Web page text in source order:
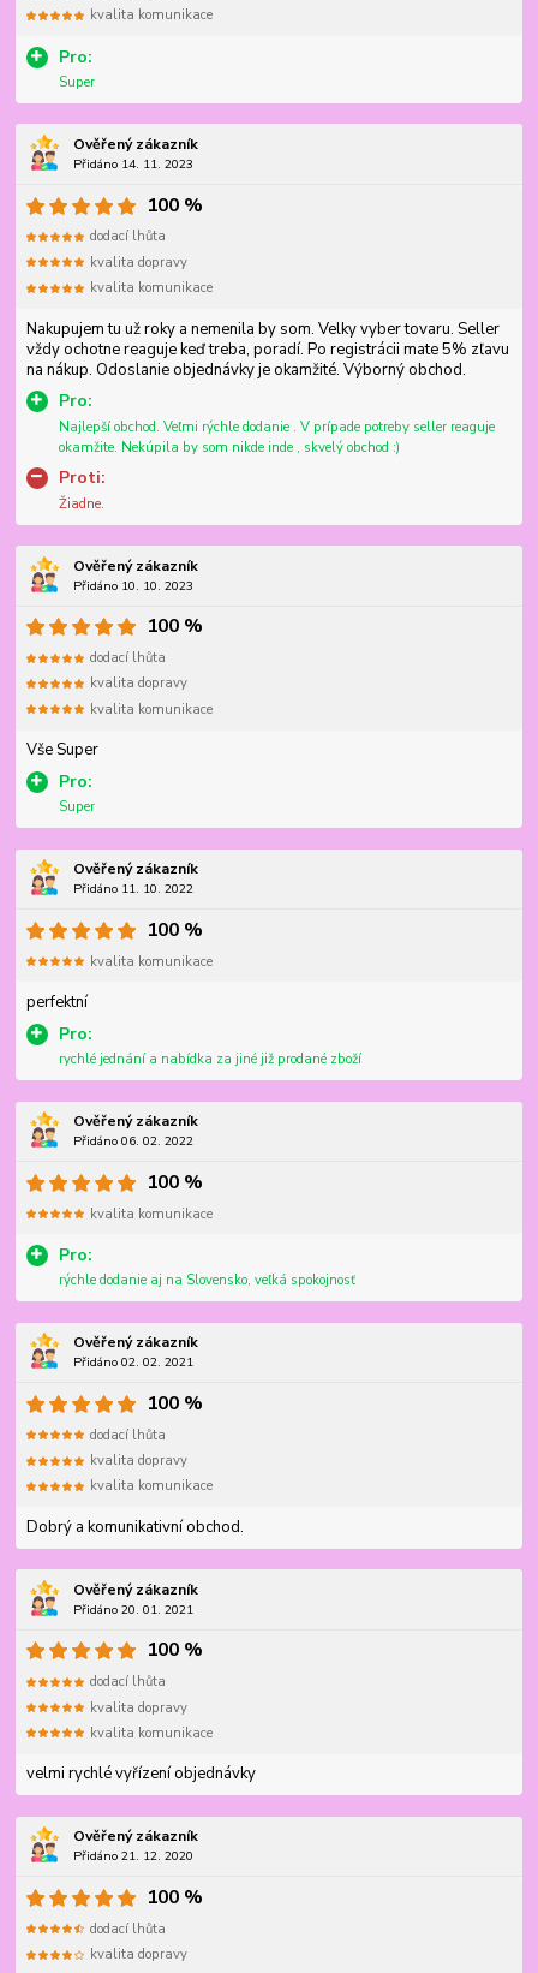
Pro:
Super
kvalita komunikace
Ověřený zákazník
Přidáno 14. 11. 2023
Nakupujem tu už roky a nemenila by som. Velky vyber tovaru. Seller
vždy ochotne reaguje keď treba, poradí. Po registrácii mate 5% zľavu
na nákup. Odoslanie objednávky je okamžité. Výborný obchod.
Pro:
Najlepší obchod. Veľmi rýchle dodanie . V prípade potreby seller reaguje
okamžite. Nekúpila by som nikde inde , skvelý obchod :)
Proti:
Žiadne.
100 %
dodací lhůta
kvalita dopravy
kvalita komunikace
Ověřený zákazník
Přidáno 10. 10. 2023
Vše Super
Pro:
Super
100 %
dodací lhůta
kvalita dopravy
kvalita komunikace
Ověřený zákazník
Přidáno 11. 10. 2022
perfektní
Pro:
rychlé jednání a nabídka za jiné již prodané zboží
100 %
kvalita komunikace
Ověřený zákazník
Přidáno 06. 02. 2022
Pro:
rýchle dodanie aj na Slovensko, veľká spokojnosť
100 %
kvalita komunikace
Ověřený zákazník
Přidáno 02. 02. 2021
Dobrý a komunikativní obchod.
100 %
dodací lhůta
kvalita dopravy
kvalita komunikace
Ověřený zákazník
Přidáno 20. 01. 2021
velmi rychlé vyřízení objednávky
100 %
dodací lhůta
kvalita dopravy
kvalita komunikace
Ověřený zákazník
Přidáno 21. 12. 2020
100 %
dodací lhůta
kvalita dopravy